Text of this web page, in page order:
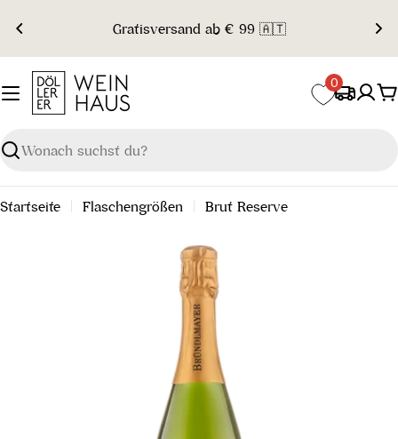
Inhalt
springen
Gratisversand ab € 99 🇦🇹
Suchen
0
Startseite Flaschengrößen Brut Reserve